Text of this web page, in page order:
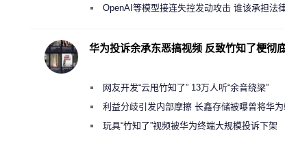
“反乌托邦”
OpenAI等模型接连失控发动攻击 谁该承担法律
华为投诉余承东恶搞视频 反致竹知了梗彻
网友开发“云甩竹知了” 13万人听“余音绕梁”
利益分歧引发内部摩擦 长鑫存储被曝曾将华
师驱逐出研发基地
玩具“竹知了”视频被华为终端大规模投诉下架